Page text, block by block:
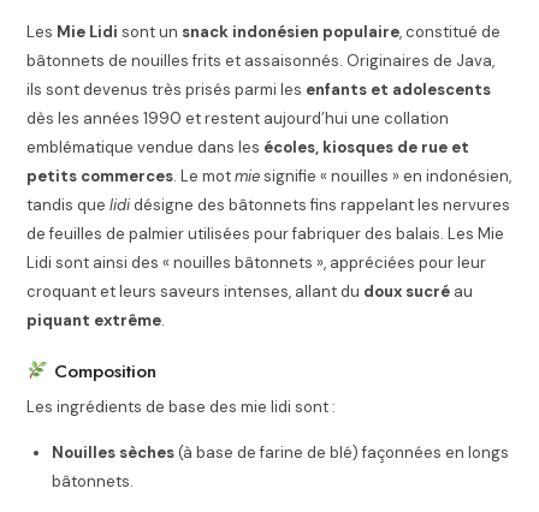
Les Mie Lidi sont un snack indonésien populaire, constitué de
bâtonnets de nouilles frits et assaisonnés. Originaires de Java,
ils sont devenus très prisés parmi les enfants et adolescents
dès les années 1990 et restent aujourd’hui une collation
emblématique vendue dans les écoles, kiosques de rue et
petits commerces. Le motmiesignifie « nouilles » en indonésien,
tandis quelididésigne des bâtonnets fins rappelant les nervures
de feuilles de palmier utilisées pour fabriquer des balais. Les Mie
Lidi sont ainsi des « nouilles bâtonnets », appréciées pour leur
croquant et leurs saveurs intenses, allant du doux sucré au
piquant extrême.
Composition
Les ingrédients de base des mie lidi sont :
Nouilles sèches(à base de farine de blé) façonnées en longs
bâtonnets.